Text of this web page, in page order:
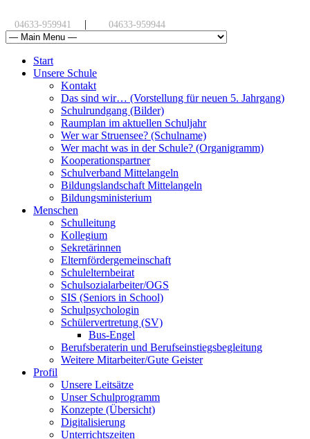
04633-959941 | 04633-959944
Start
Unsere Schule
Kontakt
Das sind wir… (Vorstellung für neuen 5. Jahrgang)
Schulrundgang (Bilder)
Raumplan im aktuellen Schuljahr
Wer war Struensee? (Schulname)
Wer macht was in der Schule? (Organigramm)
Kooperationspartner
Schulverband Mittelangeln
Bildungslandschaft Mittelangeln
Bildungsministerium
Menschen
Schulleitung
Kollegium
Sekretärinnen
Elternfördergemeinschaft
Schulelternbeirat
Schulsozialarbeiter/OGS
SIS (Seniors in School)
Schulpsychologin
Schülervertretung (SV)
Bus-Engel
Berufsberaterin und Berufseinstiegsbegleitung
Weitere Mitarbeiter/Gute Geister
Profil
Unsere Leitsätze
Unser Schulprogramm
Konzepte (Übersicht)
Digitalisierung
Unterrichtszeiten